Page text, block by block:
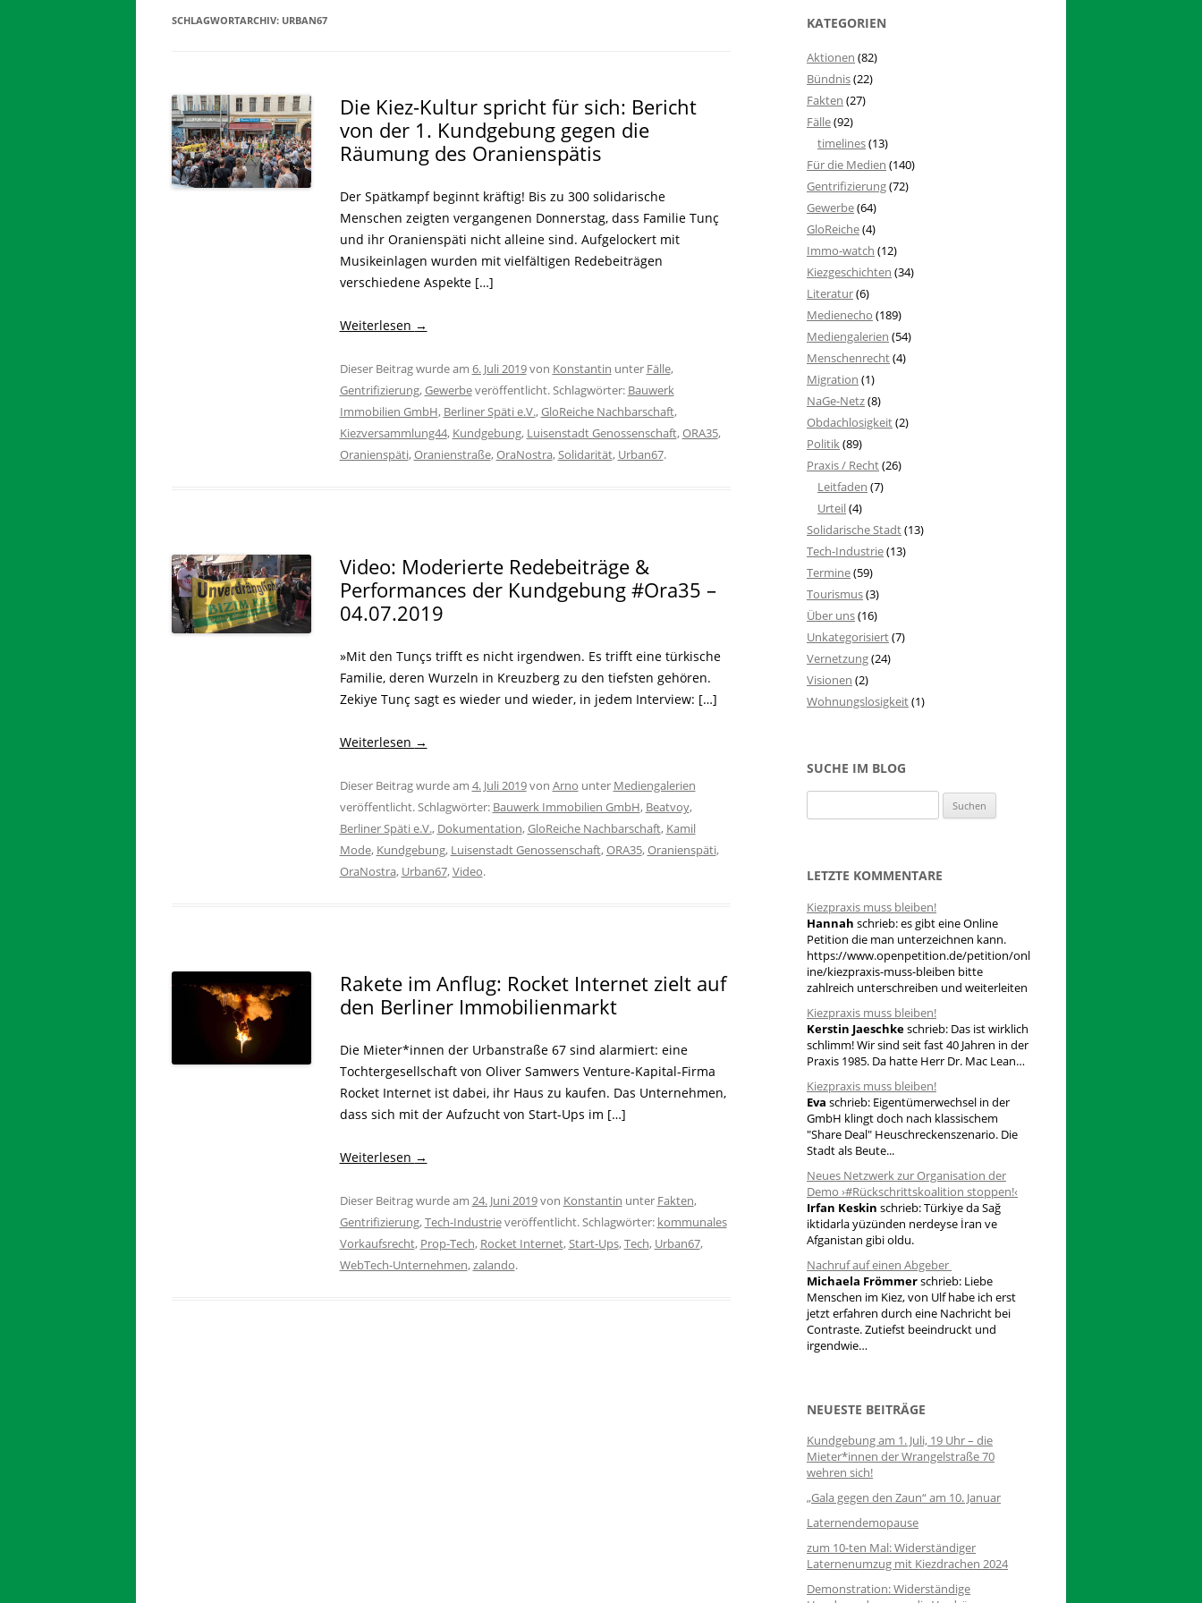
SCHLAGWORTARCHIV: URBAN67
Die Kiez-Kultur spricht für sich: Bericht
von der 1. Kundgebung gegen die
Räumung des Oranienspätis
Der Spätkampf beginnt kräftig! Bis zu 300 solidarische
Menschen zeigten vergangenen Donnerstag, dass Familie Tunç
und ihr Oranienspäti nicht alleine sind. Aufgelockert mit
Musikeinlagen wurden mit vielfältigen Redebeiträgen
verschiedene Aspekte […]
Weiterlesen →
Dieser Beitrag wurde am 6. Juli 2019von Konstantin unter Fälle,
Gentrifizierung,Gewerbeveröffentlicht. Schlagwörter: Bauwerk
Immobilien GmbH, Berliner Späti e.V.,GloReiche Nachbarschaft,
Kiezversammlung44, Kundgebung, Luisenstadt Genossenschaft,ORA35,
Oranienspäti,Oranienstraße,OraNostra,Solidarität, Urban67.
Video: Moderierte Redebeiträge &
Performances der Kundgebung #Ora35 –
04.07.2019
»Mit den Tunçs trifft es nicht irgendwen. Es trifft eine türkische
Familie, deren Wurzeln in Kreuzberg zu den tiefsten gehören.
Zekiye Tunç sagt es wieder und wieder, in jedem Interview: […]
Weiterlesen →
Dieser Beitrag wurde am 4. Juli 2019von Arno unter Mediengalerien
veröffentlicht. Schlagwörter: Bauwerk Immobilien GmbH, Beatvoy,
Berliner Späti e.V., Dokumentation,GloReiche Nachbarschaft, Kamil
Mode, Kundgebung, Luisenstadt Genossenschaft,ORA35,Oranienspäti,
OraNostra, Urban67,Video.
Rakete im Anflug: Rocket Internet zielt auf
den Berliner Immobilienmarkt
Die Mieter*innen der Urbanstraße 67 sind alarmiert: eine
Tochtergesellschaft von Oliver Samwers Venture-Kapital-Firma
Rocket Internet ist dabei, ihr Haus zu kaufen. Das Unternehmen,
dass sich mit der Aufzucht von Start-Ups im […]
Weiterlesen →
Dieser Beitrag wurde am 24. Juni 2019von Konstantin unter Fakten,
Gentrifizierung,Tech-Industrieveröffentlicht. Schlagwörter: kommunales
Vorkaufsrecht, Prop-Tech, Rocket Internet,Start-Ups,Tech, Urban67,
WebTech-Unternehmen,zalando.
KATEGORIEN
Aktionen (82)
Bündnis(22)
Fakten (27)
Fälle(92)
timelines(13)
Für die Medien (140)
Gentrifizierung(72)
Gewerbe(64)
GloReiche(4)
Immo-watch (12)
Kiezgeschichten (34)
Literatur(6)
Medienecho (189)
Mediengalerien (54)
Menschenrecht(4)
Migration (1)
NaGe-Netz(8)
Obdachlosigkeit(2)
Politik(89)
Praxis / Recht(26)
Leitfaden (7)
Urteil(4)
Solidarische Stadt(13)
Tech-Industrie(13)
Termine(59)
Tourismus(3)
Über uns(16)
Unkategorisiert(7)
Vernetzung(24)
Visionen (2)
Wohnungslosigkeit(1)
SUCHE IM BLOG
u
n
n
a
c
h
:
LETZTE KOMMENTARE
Kiezpraxis muss bleiben!
Hannah schrieb:es gibt eine Online
Petition die man unterzeichnen kann.
https://www.openpetition.de/petition/onl
ine/kiezpraxis-muss-bleiben bitte
zahlreich unterschreiben und weiterleiten
Kiezpraxis muss bleiben!
Kerstin Jaeschkeschrieb: Das ist wirklich
schlimm! Wir sind seit fast 40 Jahren in der
Praxis 1985. Da hatte Herr Dr. Mac Lean…
Kiezpraxis muss bleiben!
Eva schrieb: Eigentümerwechsel in der
GmbH klingt doch nach klassischem
"Share Deal" Heuschreckenszenario. Die
Stadt als Beute...
Neues Netzwerk zur Organisation der
Demo ›#Rückschrittskoalition stoppen!‹
Irfan Keskin schrieb:Türkiye da Sağ
iktidarla yüzünden nerdeyse İran ve
Afganistan gibi oldu.
Nachruf auf einen Abgeber
Michaela Frömmerschrieb: Liebe
Menschen im Kiez, von Ulf habe ich erst
jetzt erfahren durch eine Nachricht bei
Contraste. Zutiefst beeindruckt und
irgendwie…
NEUESTE BEITRÄGE
Kundgebung am 1. Juli, 19 Uhr – die
Mieter*innen der Wrangelstraße 70
wehren sich!
„Gala gegen den Zaun“ am 10. Januar
Laternendemopause
zum 10-ten Mal: Widerständiger
Laternenumzug mit Kiezdrachen 2024
Demonstration: Widerständige